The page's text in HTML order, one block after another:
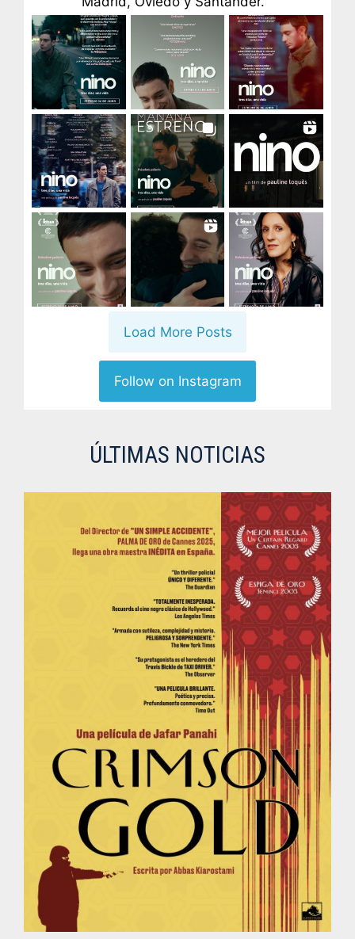
Load More Posts
Follow on Instagram
ÚLTIMAS NOTICIAS